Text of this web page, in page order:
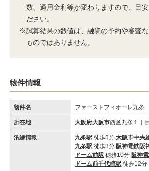
数、適用金利等が変わりますので、目
ださい。
※試算結果の数値は、融資の予約や審査
ものではありません。
物件情報
物件名 ファーストフィオーレ九条
所在地 大阪府大阪市西区九条１丁目
沿線情報 九条駅 徒歩3分大阪市中央
九条駅 徒歩3分 阪神電鉄阪
ドーム前駅 徒歩10分 阪神
ドーム前千代崎駅 徒歩12分